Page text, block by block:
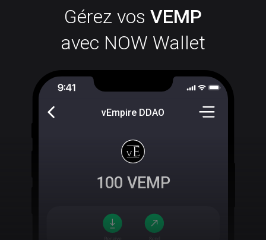
Gérez vos VEMP
avec NOW Wallet
vEmpire DDAO
100 VEMP